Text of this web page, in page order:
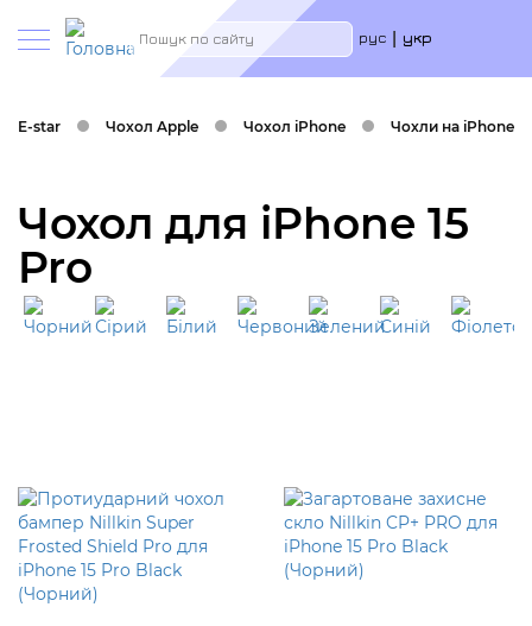
Пошук рус укр
E-star Чохол Apple Чохол iPhone Чохли на iPhone
Чохол для iPhone 15
Pro